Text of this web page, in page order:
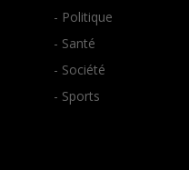
- Politique
- Santé
- Société
- Sports